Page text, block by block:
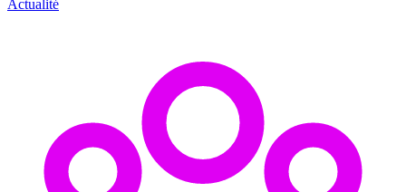
Actualité